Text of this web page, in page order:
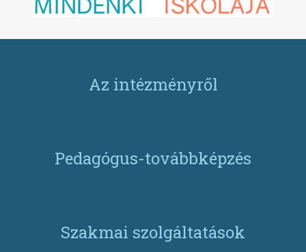
Az intézményről
Pedagógus-továbbképzés
Szakmai szolgáltatások